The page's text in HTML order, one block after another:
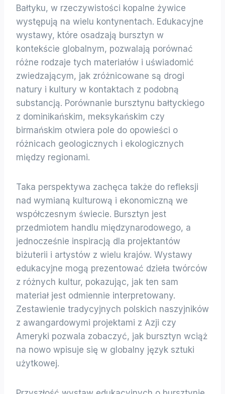
Bałtyku, w rzeczywistości kopalne żywice
występują na wielu kontynentach. Edukacyjne
wystawy, które osadzają bursztyn w
kontekście globalnym, pozwalają porównać
różne rodzaje tych materiałów i uświadomić
zwiedzającym, jak zróżnicowane są drogi
natury i kultury w kontaktach z podobną
substancją. Porównanie bursztynu bałtyckiego
z dominikańskim, meksykańskim czy
birmańskim otwiera pole do opowieści o
różnicach geologicznych i ekologicznych
między regionami.
Taka perspektywa zachęca także do refleksji
nad wymianą kulturową i ekonomiczną we
współczesnym świecie. Bursztyn jest
przedmiotem handlu międzynarodowego, a
jednocześnie inspiracją dla projektantów
biżuterii i artystów z wielu krajów. Wystawy
edukacyjne mogą prezentować dzieła twórców
z różnych kultur, pokazując, jak ten sam
materiał jest odmiennie interpretowany.
Zestawienie tradycyjnych polskich naszyjników
z awangardowymi projektami z Azji czy
Ameryki pozwala zobaczyć, jak bursztyn wciąż
na nowo wpisuje się w globalny język sztuki
użytkowej.